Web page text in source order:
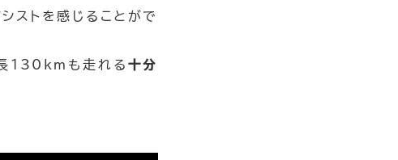
ストを感じることがで
130kmも走れる 十分